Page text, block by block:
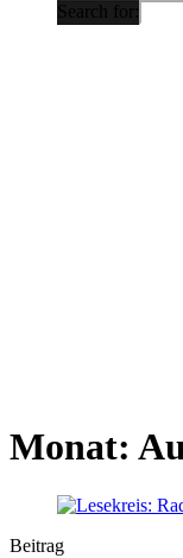
Search for:
Monat:
Beitrag